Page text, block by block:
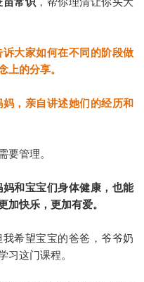
大家如何在不同的阶段做
上的分享。
，亲自讲述她们的经历和
要管理。
和宝宝们身体健康，也能
加快乐，更加有爱。
希望宝宝的爸爸，爷爷奶
习这门课程。